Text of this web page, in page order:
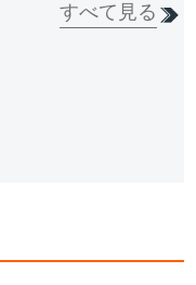
すべて見る